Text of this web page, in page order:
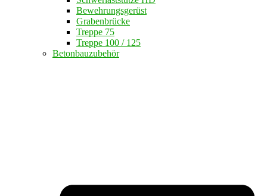
Bewehrungsgerüst
Grabenbrücke
Treppe 75
Treppe 100 / 125
Betonbauzubehör